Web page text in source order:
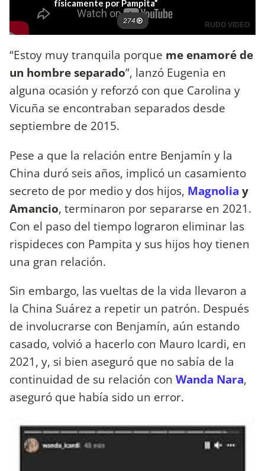
“Estoy muy tranquila porque me enamoré de
un hombre separado”, lanzó Eugenia en
alguna ocasión y reforzó con que Carolina y
Vicuña se encontraban separados desde
septiembre de 2015.
Pese a que la relación entre Benjamín y la
China duró seis años, implicó un casamiento
secreto de por medio y dos hijos, Magnolia y
Amancio, terminaron por separarse en 2021.
Con el paso del tiempo lograron eliminar las
rispideces con Pampita y sus hijos hoy tienen
una gran relación.
Sin embargo, las vueltas de la vida llevaron a
la China Suárez a repetir un patrón. Después
de involucrarse con Benjamín, aún estando
casado, volvió a hacerlo con Mauro Icardi, en
2021, y, si bien aseguró que no sabía de la
continuidad de su relación con Wanda Nara,
aseguró que había sido un error.